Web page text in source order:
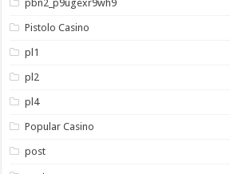
pbn2_p9ugexr9wh9
Pistolo Casino
pl1
pl2
pl4
Popular Casino
post